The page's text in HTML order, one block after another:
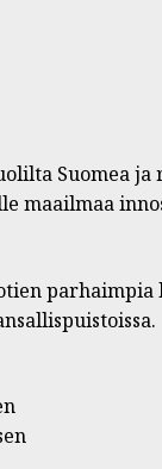
Suomea
maailmaa